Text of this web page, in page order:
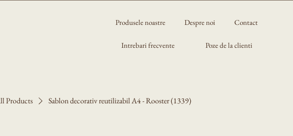
Produsele noastre Despre noi Contact
Intrebari frecvente Poze de la clienti
Products Sablon decorativ reutilizabil A4 - Rooster (1339)